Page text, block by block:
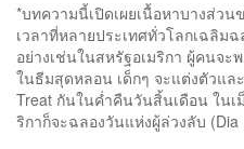
*บทความนี้เปิดเผยเนื้อหาบางส่ว
เวลาที่หลายประเทศทั่วโลกเฉลิม
อย่างเช่นในสหรัฐอเมริกา ผู้คนจ
ในธีมสุดหลอน เด็กๆ จะแต่งตัวแล
Treat กันในค่ำคืนวันสิ้นเดือน ในเ
ริกาก็จะฉลองวันแห่งผู้ล่วงลับ (Dia